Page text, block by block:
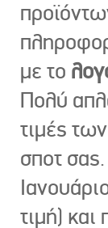
με το
Πολύ
τιμές
σποτ
τιμή) και